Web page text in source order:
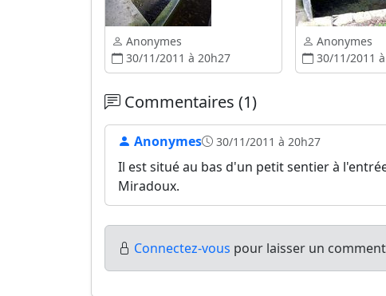
Anonymes
30/11/2011 à 20h27
Anonymes
30/11/2011
Commentaires (1)
Anonymes 30/11/2011 à 20h27
Il est situé au bas d'un petit sentier à
Miradoux.
Connectez-vous pour laisser un